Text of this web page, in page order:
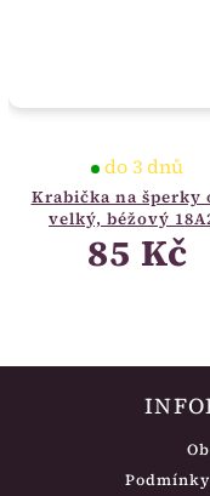
Krabička na šperky
velký, béžový
do 3 dnů
85 Kč